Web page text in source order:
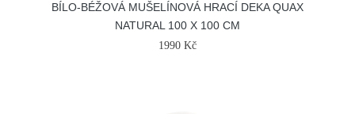
BÍLO-BÉŽOVÁ MUŠELÍNOVÁ HRACÍ DEKA QUAX
NATURAL 100 X 100 CM
1990 Kč